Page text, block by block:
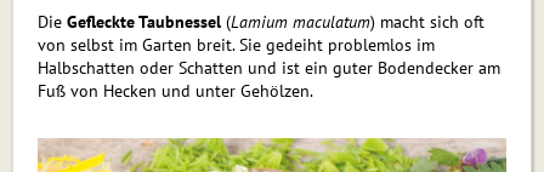
Die Gefleckte Taubnessel (Lamium maculatum) macht sich oft
von selbst im Garten breit. Sie gedeiht problemlos im
Halbschatten oder Schatten und ist ein guter Bodendecker am
Fuß von Hecken und unter Gehölzen.